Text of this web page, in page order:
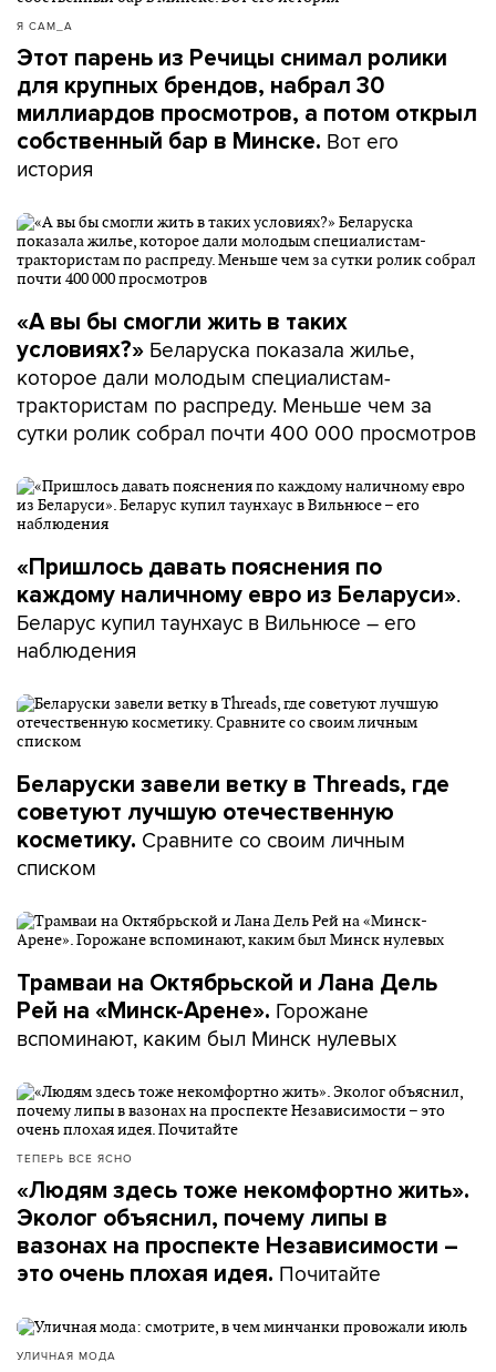
Я САМ_А
Этот парень из Речицы снимал ролики
для крупных брендов, набрал 30
миллиардов просмотров, а потом открыл
собственный бар в Минске. Вот его
история
«А вы бы смогли жить в таких
условиях?» Беларуска показала жилье,
которое дали молодым специалистам-
трактористам по распреду. Меньше чем за
сутки ролик собрал почти 400 000 просмотров
«Пришлось давать пояснения по
каждому наличному евро из Беларуси».
Беларус купил таунхаус в Вильнюсе – его
наблюдения
Беларуски завели ветку в Threads, где
советуют лучшую отечественную
косметику. Сравните со своим личным
списком
Трамваи на Октябрьской и Лана Дель
Рей на «Минск-Арене». Горожане
вспоминают, каким был Минск нулевых
ТЕПЕРЬ ВСЕ ЯСНО
«Людям здесь тоже некомфортно жить».
Эколог объяснил, почему липы в
вазонах на проспекте Независимости –
это очень плохая идея. Почитайте
УЛИЧНАЯ МОДА